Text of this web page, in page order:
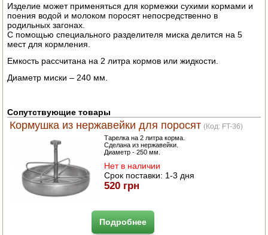
ЭЛЕКТРО И БЕНЗО ИНСТРУМЕНТ
ОПРЫСКИВАТЕЛИ
ЭЛЕКТРО ШАШЛЫЧНИЦЫ
СУШИЛКИ ПРОДУКТОВ
СОКОВАРКИ
ТОВАРЫ ДЛЯ ЗИМЫ
ДЛЯ ФЕРМЕРА
ОБОРУДОВАНИЕ ДЛЯ ПЧЕЛОВОДСТВА
Изделие может применяться для кормежки сухими кормами и
поения водой и молоком поросят непосредственно в
родильных загонах.
С помощью специального разделителя миска делится на 5
мест для кормления.
Емкость рассчитана на 2 литра кормов или жидкости.
Диаметр миски – 240 мм.
Сопутствующие товары
Кормушка из нержавейки для поросят (Код: FT-36)
Тарелка на 2 литра корма.
Сделана из нержавейки.
Диаметр - 250 мм.
Нет в наличии
Срок поставки: 1-3 дня
520 грн
Подробнее